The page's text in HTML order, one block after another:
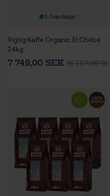
1-3 vardagar
Rigtig Kaffe Organic El Chebe
24kg
7 749,00 SEK 16 797,00 SEK